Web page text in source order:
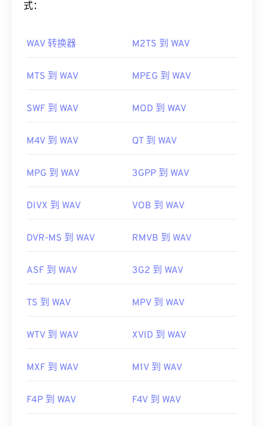
其他可以打开 RM 文件的程序包括
Apple iOS 上，请尝试
OPlayer HD，以及
Android 的 VLC media player
开发者： RealNetworks
有用的链接：
打开 WAV 文件的默认播放器是 Windows Media
player和 QuickTime
等程序来打开和播放 WAV 文
由于WAV文件未经压缩，质量更高，适合导入音乐编
的 DJ 软件程序，WAV 文件在该程序上运行良好。
开发者： Microsoft
IBM
有用的链接：
https://en.wikipedia.org/wiki/WAV
audio-wav
式：
WAV 转换器 M2TS 到 WAV
MTS 到 WAV MPEG 到 WAV
SWF 到 WAV MOD 到 WAV
M4V 到 WAV QT 到 WAV
MPG 到 WAV 3GPP 到 WAV
DIVX 到 WAV VOB 到 WAV
DVR-MS 到 WAV RMVB 到 WAV
ASF 到 WAV 3G2 到 WAV
TS 到 WAV MPV 到 WAV
WTV 到 WAV XVID 到 WAV
MXF 到 WAV M1V 到 WAV
F4P 到 WAV F4V 到 WAV